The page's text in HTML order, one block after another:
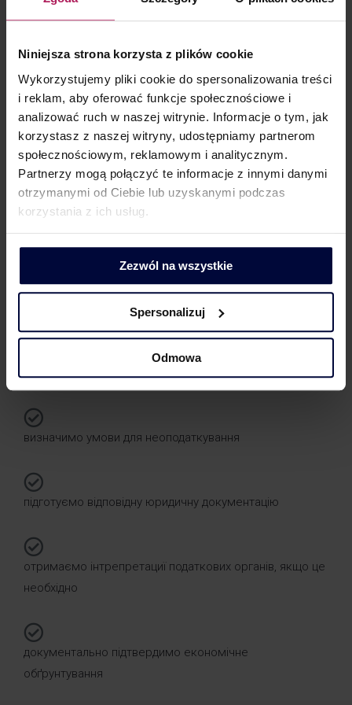
Niniejsza strona korzysta z plików cookie
Wykorzystujemy pliki cookie do spersonalizowania treści
i reklam, aby oferować funkcje społecznościowe i
analizować ruch w naszej witrynie. Informacje o tym, jak
korzystasz z naszej witryny, udostępniamy partnerom
społecznościowym, reklamowym i analitycznym.
Partnerzy mogą połączyć te informacje z innymi danymi
otrzymanymi od Ciebie lub uzyskanymi podczas
korzystania z ich usług.
Zezwól na wszystkie
Spersonalizuj
Odmowa
також транскордонного поділу польської компанії з
товариства.
зобов’язання Голови KAS надати позитивний
висновок щодо транскордонної трансформації,
злиття або поділу.
новий, спрощений (не емісійний) тип внутрішнього
та транскордонного злиття (злиття шляхом
приєднання).
новий вид внутрішнього поділу компанії (поділ
шляхом виділення).
Як ми можемо допомогти?
оцінимо обґрунтованість змін капіталу
визначимо умови для неоподаткування
підготуємо відповідну юридичну документацію
отримаємо інтрепретациї податкових органів, якщо це
необхідно
документально підтвердимо економічне
обґрунтування